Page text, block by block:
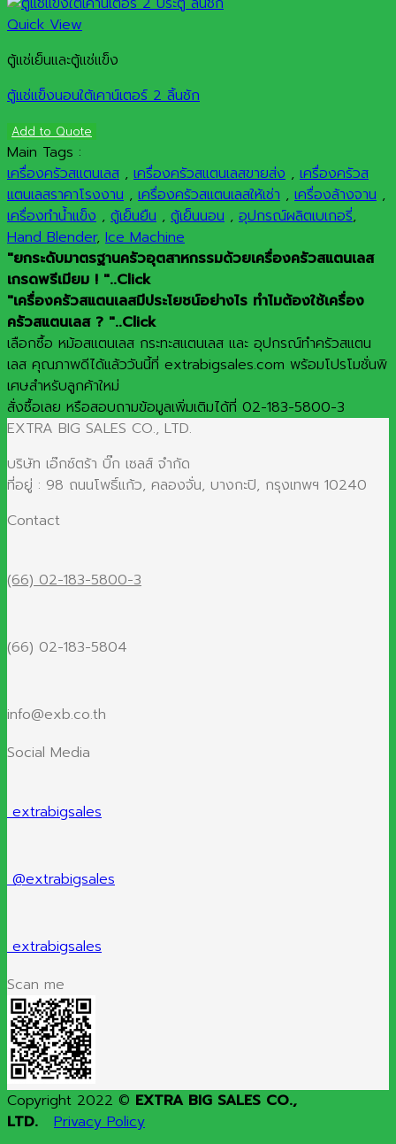
Quick View
ตู้แช่เย็นและตู้แช่แข็ง
ตู้แช่แข็งนอนใต้เคาน์เตอร์ 2 ลิ้นชัก
Add to Quote
Main Tags :
เครื่องครัวสแตนเลส , เครื่องครัวสแตนเลสขายส่ง , เครื่องครัวส
แตนเลสราคาโรงงาน , เครื่องครัวสแตนเลสให้เช่า , เครื่องล้างจาน ,
เครื่องทำน้ำแข็ง , ตู้เย็นยืน , ตู้เย็นนอน , อุปกรณ์ผลิตเบเกอรี่,
Hand Blender, Ice Machine
"ยกระดับมาตรฐานครัวอุตสาหกรรมด้วยเครื่องครัวสแตนเลส
เกรดพรีเมียม ! "..Click
"เครื่องครัวสแตนเลสมีประโยชน์อย่างไร ทำไมต้องใช้เครื่อง
ครัวสแตนเลส ? "..Click
เลือกซื้อ หม้อสแตนเลส กระทะสแตนเลส และ อุปกรณ์ทำครัวสแตน
เลส คุณภาพดีได้แล้ววันนี้ที่ extrabigsales.com พร้อมโปรโมชั่นพิ
เศษสำหรับลูกค้าใหม่
สั่งซื้อเลย หรือสอบถามข้อมูลเพิ่มเติมได้ที่ 02-183-5800-3
EXTRA BIG SALES CO., LTD.
บริษัท เอ๊กซ์ตร้า บิ๊ก เซลส์ จำกัด
ที่อยู่ : 98 ถนนโพธิ์แก้ว, คลองจั่น, บางกะปิ, กรุงเทพฯ 10240
Contact
(66) 02-183-5800-3
(66) 02-183-5804
info@exb.co.th
Social Media
extrabigsales
@extrabigsales
extrabigsales
Scan me
Copyright 2022 © EXTRA BIG SALES CO.,
LTD.
Privacy Policy